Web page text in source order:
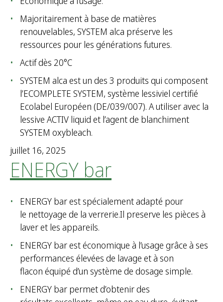
Majoritairement à base de matières
renouvelables, SYSTEM alca préserve les
ressources pour les générations futures.
Actif dès 20°C
SYSTEM alca est un des 3 produits qui composent
l’ECOMPLETE SYSTEM, système lessiviel certifié
Ecolabel Européen (DE/039/007). A utiliser avec la
lessive ACTIV liquid et l’agent de blanchiment
SYSTEM oxybleach.
juillet 16, 2025
ENERGY bar
ENERGY bar est spécialement adapté pour
le nettoyage de la verrerie.Il preserve les pièces à
laver et les appareils.
ENERGY bar est économique à l’usage grâce à ses
performances élevées de lavage et à son
flacon équipé d’un système de dosage simple.
ENERGY bar permet d’obtenir des